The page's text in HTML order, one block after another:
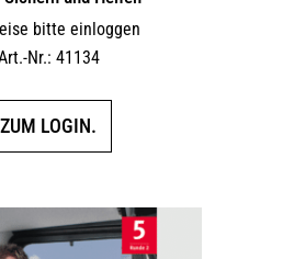
bitte einloggen
Nr.: 41134
ZUM LOGIN.